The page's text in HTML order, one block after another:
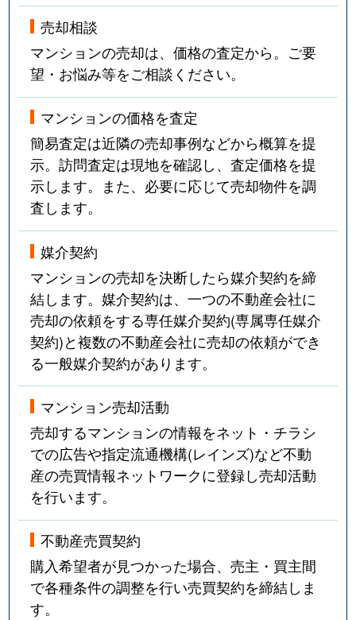
売却相談
マンションの売却は、価格の査定から。ご要
望・お悩み等をご相談ください。
マンションの価格を査定
簡易査定は近隣の売却事例などから概算を提
示。訪問査定は現地を確認し、査定価格を提
示します。また、必要に応じて売却物件を調
査します。
媒介契約
マンションの売却を決断したら媒介契約を締
結します。媒介契約は、一つの不動産会社に
売却の依頼をする専任媒介契約(専属専任媒介
契約)と複数の不動産会社に売却の依頼ができ
る一般媒介契約があります。
マンション売却活動
売却するマンションの情報をネット・チラシ
での広告や指定流通機構(レインズ)など不動
産の売買情報ネットワークに登録し売却活動
を行います。
不動産売買契約
購入希望者が見つかった場合、売主・買主間
で各種条件の調整を行い売買契約を締結しま
す。